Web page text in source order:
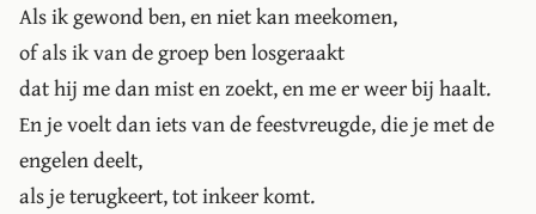
Als ik gewond ben, en niet kan meekomen,
of als ik van de groep ben losgeraakt
dat hij me dan mist en zoekt, en me er weer bij haalt.
En je voelt dan iets van de feestvreugde, die je met de
engelen deelt,
als je terugkeert, tot inkeer komt.